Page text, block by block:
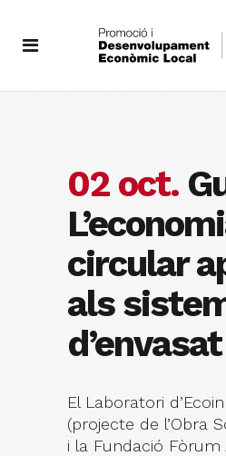
02 oct.
circular
als
d’envasat
El Laboratori
(projecte de l’Obra
i la Fundació Fòrum